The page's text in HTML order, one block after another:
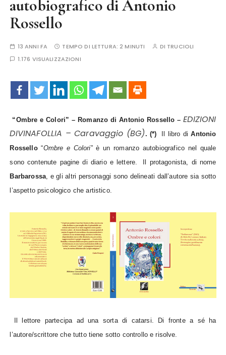
autobiografico di Antonio
Rossello
13 ANNI FA TEMPO DI LETTURA:2 MINUTI DI TRUCIOLI
1.176 VISUALIZZAZIONI
“Ombre e Colori” – Romanzo di Antonio Rossello –EDIZIONI
DIVINAFOLLIA – Caravaggio (BG). (*) Il libro diAntonio
Rossello“Ombre e Colori” è un romanzo autobiografico nel quale
sono contenute pagine di diario e lettere.
Il protagonista, di nome
Barbarossa, e gli altri personaggi sono delineati dall’autore sia sotto
l’aspetto psicologico che artistico.
Il lettore partecipa ad una sorta di catarsi. Di fronte a sé ha
l’autore/scrittore che tutto tiene sotto controllo e risolve.